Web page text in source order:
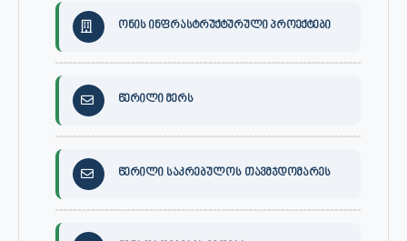
ონის ინფრასტრუქტურული პროექტები
წერილი მერს
წერილი საკრებულოს თავმჯდომარეს